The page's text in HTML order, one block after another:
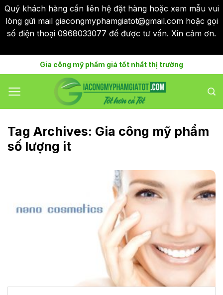
Quý khách hàng cần liên hệ đặt hàng hoặc xem mẫu vui
lòng gửi mail giacongmyphamgiatot@gmail.com hoặc gọi
số điện thoại 0968033077 để được tư vấn. Xin cảm ơn.
to
content
Gia công mỹ phẩm giá tốt nhất thị trường
Tag Archives: Gia công mỹ phẩm
số lượng it